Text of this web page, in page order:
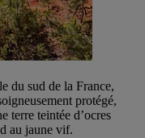
du sud de la France,
protégé,
terre teintée d’ocres
au jaune vif.